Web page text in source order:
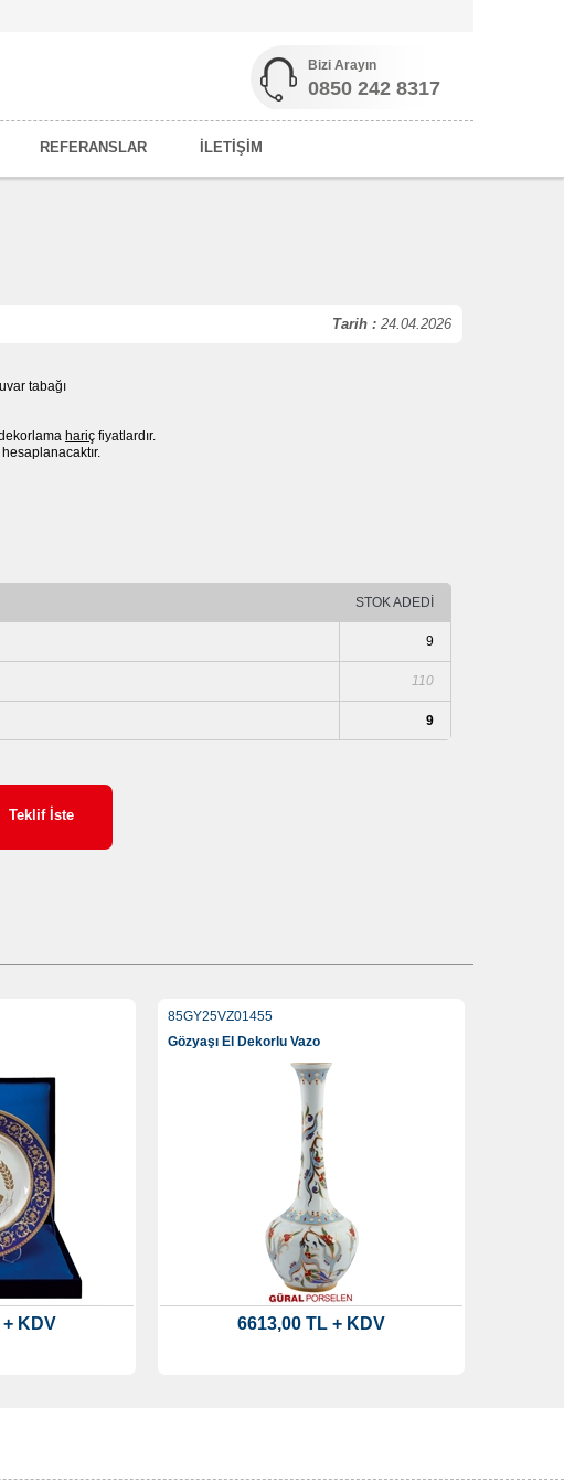
Bizi Arayın
0850 242 8317
REFERANSLAR İLETİŞİM
Tarih : 24.04.2026
tabağı
hariç fiyatlardır.
STOK ADEDİ
9
110
9
Teklif İste
+ KDV
85GY25VZ01455
Gözyaşı El Dekorlu Vazo
6613,00 TL + KDV